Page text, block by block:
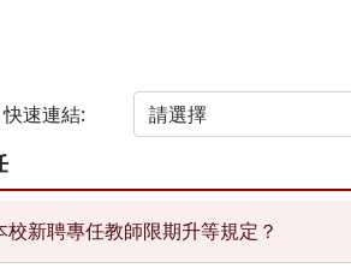
快速連結:
校新聘專任教師限期升等規定？